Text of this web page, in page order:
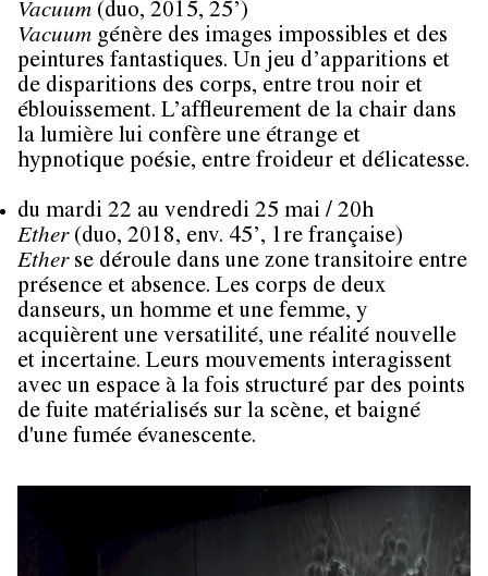
Vacuum (duo, 2015, 25’)
Vacuum génère des images impossibles et des
peintures fantastiques. Un jeu d’apparitions et
de disparitions des corps, entre trou noir et
éblouissement. L’affleurement de la chair dans
la lumière lui confère une étrange et
hypnotique poésie, entre froideur et délicatesse.
du mardi 22 au vendredi 25 mai / 20h
Ether (duo, 2018, env. 45’, 1re française)
Ether se déroule dans une zone transitoire entre
présence et absence. Les corps de deux
danseurs, un homme et une femme, y
acquièrent une versatilité, une réalité nouvelle
et incertaine. Leurs mouvements interagissent
avec un espace à la fois structuré par des points
de fuite matérialisés sur la scène, et baigné
d'une fumée évanescente.